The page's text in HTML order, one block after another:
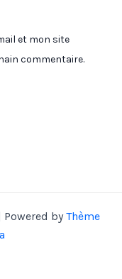
et mon site
commentaire.
Powered by Thème